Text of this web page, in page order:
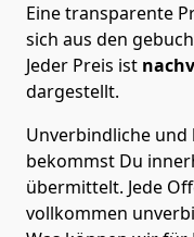
Eine transparente
sich aus den
Jeder Preis ist
dargestellt.
Unverbindliche und
bekommst Du
übermittelt. Jede
vollkommen